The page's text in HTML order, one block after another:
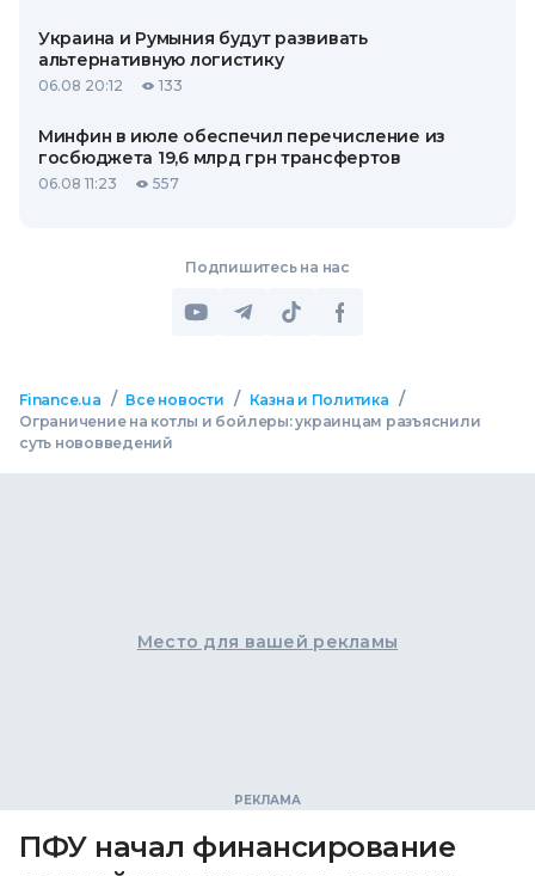
Украина и Румыния будут развивать
альтернативную логистику
06.08 20:12 133
Минфин в июле обеспечил перечисление из
госбюджета 19,6 млрд грн трансфертов
06.08 11:23 557
Подпишитесь на нас
Finance.ua / Все новости / Казна и Политика /
Ограничение на котлы и бойлеры: украинцам разъяснили
суть нововведений
Место для вашей рекламы
ПФУ начал финансирование